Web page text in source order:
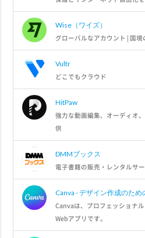
Wise（ワイズ）
グローバルなアカウント | 国境
Vultr
どこでもクラウド
HitPaw
強力な動画編集、オーディオ
供
DMMブックス
電子書籍の販売・レンタルサ
Canva - デザイン作成のた
Canvaは、プロフェッショナ
Webアプリです。